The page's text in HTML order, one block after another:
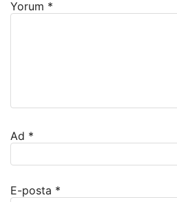
Yorum *
Ad *
E-posta *